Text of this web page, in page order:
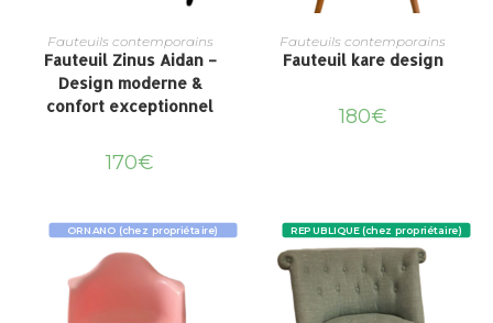
Fauteuils contemporains
Fauteuil Zinus Aidan –
Design moderne &
confort exceptionnel
170€
Fauteuils contemporains
Fauteuil kare design
180€
ORNANO (chez propriétaire) REPUBLIQUE (chez propriétaire)